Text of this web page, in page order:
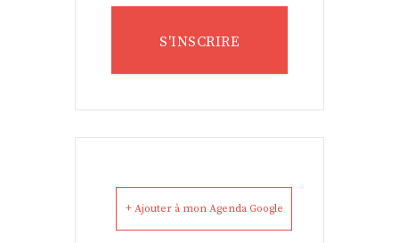
S'INSCRIRE
+ Ajouter à mon Agenda Google